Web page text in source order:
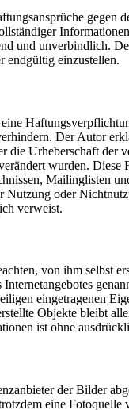
gegen
und unverbindlich.
endgültig einzustellen.
Der Autor
die Urheberschaft der
wurden. Diese
Mailinglisten
oder
verweist.
von ihm selbst
eingetragenen
Objekte bleibt
ist ohne
der Bilder
eine Fotoquelle